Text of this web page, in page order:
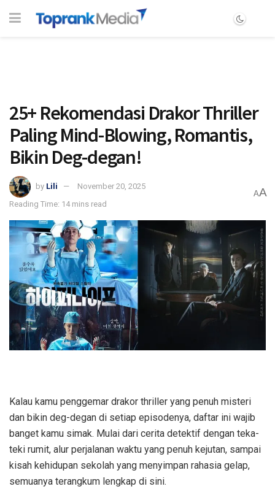
25+ Rekomendasi Drakor Thriller
Paling Mind-Blowing, Romantis,
Bikin Deg-degan!
by Lili
November 20, 2025
Reading Time: 14 mins read
AA
Kalau kamu penggemar drakor thriller yang penuh misteri
dan bikin deg-degan di setiap episodenya, daftar ini wajib
banget kamu simak. Mulai dari cerita detektif dengan teka-
teki rumit, alur perjalanan waktu yang penuh kejutan, sampai
kisah kehidupan sekolah yang menyimpan rahasia gelap,
semuanya terangkum lengkap di sini.